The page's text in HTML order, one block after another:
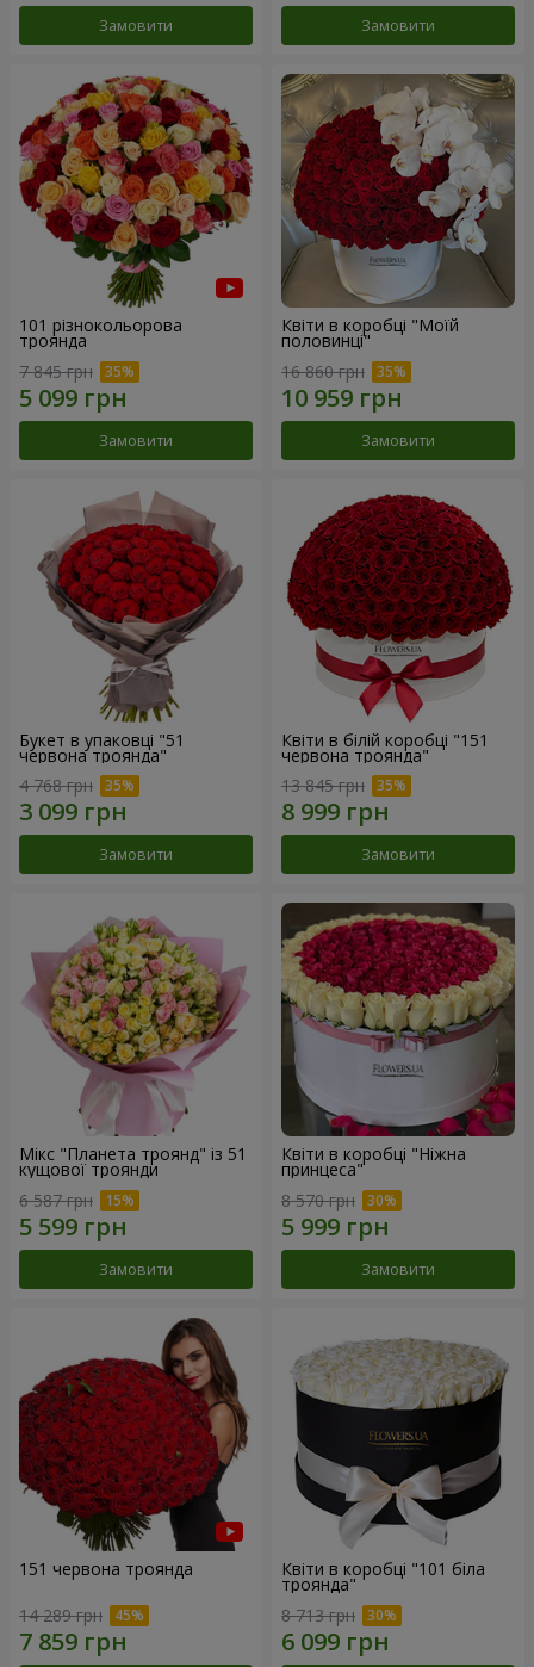
Замовити Замовити
101 різнокольорова
троянда
7 845 грн
Замовити
Квіти в коробці "Моїй
половинці"
16 860 грн
Замовити
Букет в упаковці "51
червона троянда"
4 768 грн
Замовити
Квіти в білій коробці "151
червона троянда"
13 845 грн
Замовити
Мікс "Планета троянд" із 51
кущової троянди
6 587 грн
Замовити
Квіти в коробці "Ніжна
принцеса"
8 570 грн
Замовити
151 червона троянда
14 289 грн
Квіти в коробці "101 біла
троянда"
8 713 грн